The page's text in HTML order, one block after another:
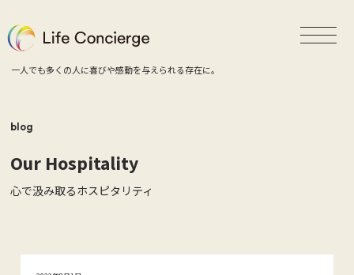
一人でも多くの人に喜びや感動を与えられる存在に。
blog
Our Hospitality
心で汲み取るホスピタリティ